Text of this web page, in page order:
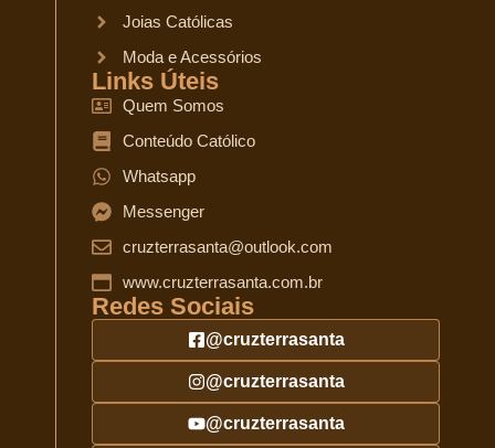
Joias Católicas
Moda e Acessórios
Links Úteis
Quem Somos
Conteúdo Católico
Whatsapp
Messenger
cruzterrasanta@outlook.com
www.cruzterrasanta.com.br
Redes Sociais
@cruzterrasanta
@cruzterrasanta
@cruzterrasanta